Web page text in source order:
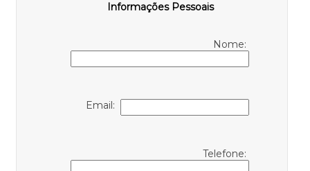
Informações Pessoais
Nome:
Email:
Telefone: